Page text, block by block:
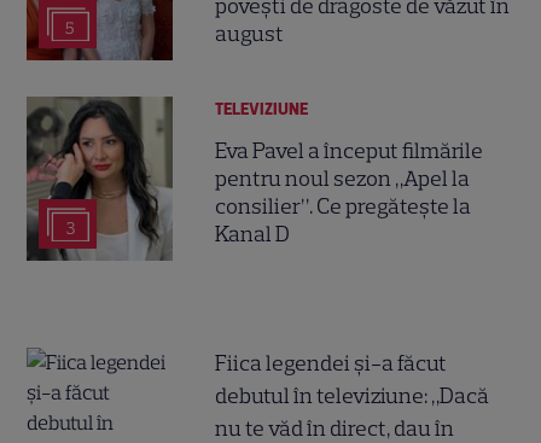
5
povești de dragoste de văzut în
august
3
TELEVIZIUNE
Eva Pavel a început filmările
pentru noul sezon „Apel la
consilier”. Ce pregătește la
Kanal D
Fiica legendei și-a făcut
debutul în televiziune: „Dacă
nu te văd în direct, dau în